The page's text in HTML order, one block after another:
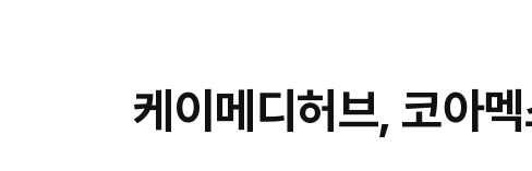
케이메디허브, 코아